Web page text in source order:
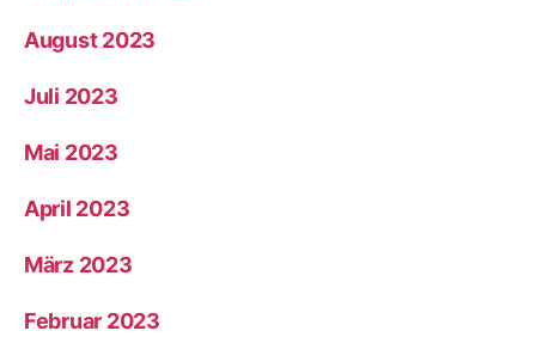
August 2023
Juli 2023
Mai 2023
April 2023
März 2023
Februar 2023